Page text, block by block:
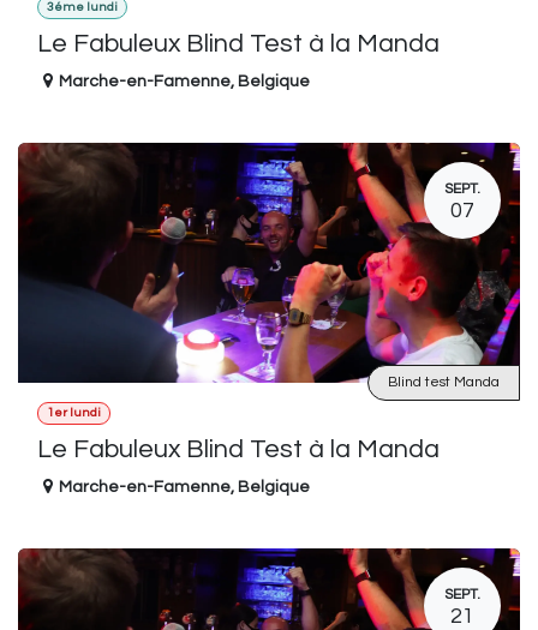
3éme lundi
Le Fabuleux Blind Test à la Manda
Marche-en-Famenne, Belgique
SEPT.
07
1er lundi
Le Fabuleux Blind Test à la Manda
Blind test Manda
Marche-en-Famenne, Belgique
SEPT.
21